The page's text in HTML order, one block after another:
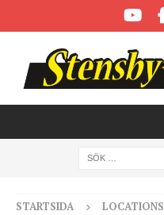
STARTSIDA LOCATIONS